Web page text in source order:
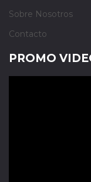
Sobre Nosotros
Contacto
PROMO